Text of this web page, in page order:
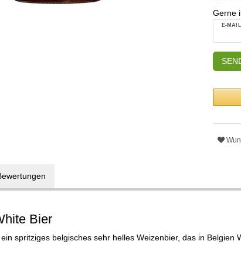
Gerne
E-
Bier
spritziges belgisches sehr helles Weizenbier, das in Belgien